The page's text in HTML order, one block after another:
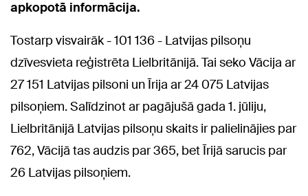
apkopotā informācija.
Tostarp visvairāk - 101 136 - Latvijas pilsoņu
dzīvesvieta reģistrēta Lielbritānijā. Tai seko Vācija ar
27 151 Latvijas pilsoni un Īrija ar 24 075 Latvijas
pilsoņiem. Salīdzinot ar pagājušā gada 1. jūliju,
Lielbritānijā Latvijas pilsoņu skaits ir palielinājies par
762, Vācijā tas audzis par 365, bet Īrijā sarucis par
26 Latvijas pilsoņiem.